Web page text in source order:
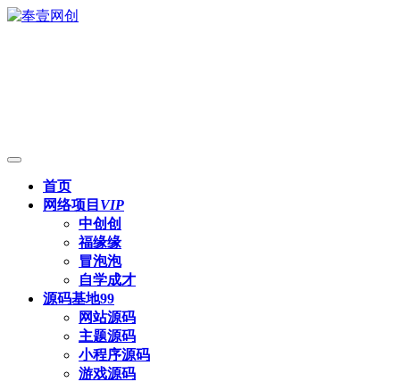
首页
网络项目 VIP
中创创
福缘缘
冒泡泡
自学成才
源码基地99
网站源码
主题源码
小程序源码
游戏源码